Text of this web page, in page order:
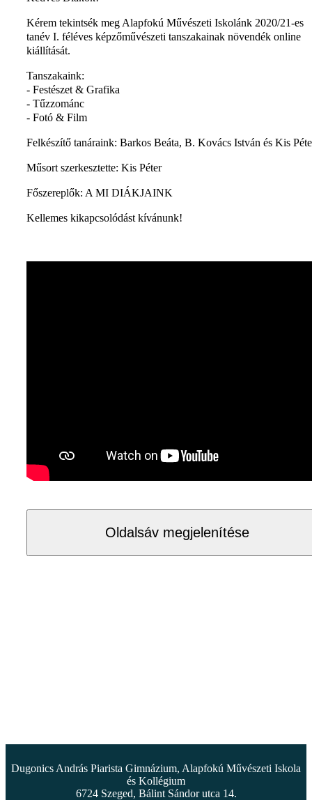
Kérem tekintsék meg Alapfokú Művészeti Iskolánk 2020/21-es
tanév I. féléves képzőművészeti tanszakainak növendék online
kiállítását.
Tanszakaink:
- Festészet & Grafika
- Tűzzománc
- Fotó & Film
Felkészítő tanáraink: Barkos Beáta, B. Kovács István és Kis
Műsort szerkesztette: Kis Péter
Főszereplők: A MI DIÁKJAINK
Kellemes kikapcsolódást kívánunk!
Oldalsáv megjelenítése
Dugonics András Piarista Gimnázium, Alapfokú Művészeti Iskola
és Kollégium
6724 Szeged, Bálint Sándor utca 14.